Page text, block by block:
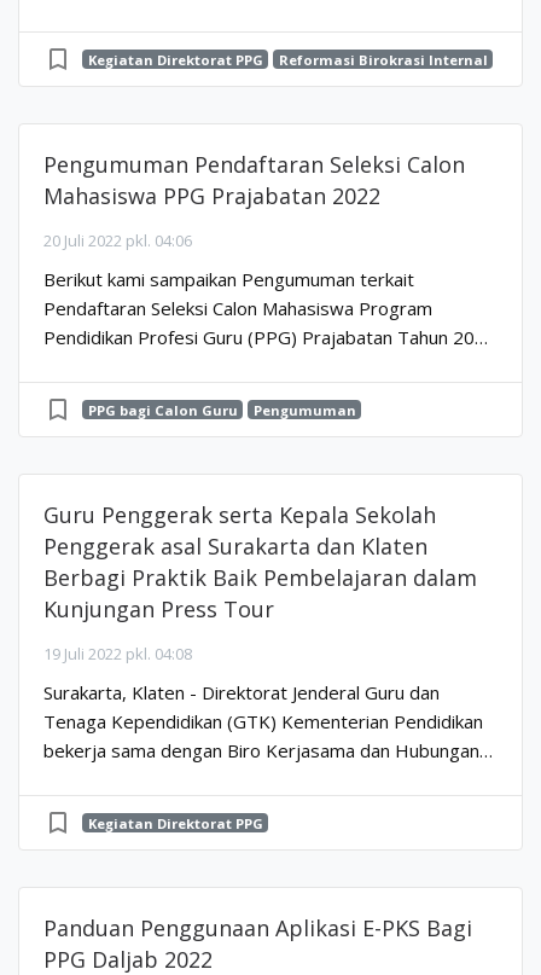
rangka meningk...
bookmark_border Kegiatan Direktorat PPG Reformasi Birokrasi Internal
Pengumuman Pendaftaran Seleksi Calon
Mahasiswa PPG Prajabatan 2022
20 Juli 2022 pkl. 04:06
Berikut kami sampaikan Pengumuman terkait
Pendaftaran Seleksi Calon Mahasiswa Program
Pendidikan Profesi Guru (PPG) Prajabatan Tahun 2022
bookmark_border PPG bagi Calon Guru Pengumuman
Guru Penggerak serta Kepala Sekolah
Penggerak asal Surakarta dan Klaten
Berbagi Praktik Baik Pembelajaran dalam
Kunjungan Press Tour
19 Juli 2022 pkl. 04:08
Surakarta, Klaten - Direktorat Jenderal Guru dan
Tenaga Kependidikan (GTK) Kementerian Pendidikan
bekerja sama dengan Biro Kerjasama dan Hubungan
dan Te...
bookmark_border Kegiatan Direktorat PPG
Panduan Penggunaan Aplikasi E-PKS Bagi
PPG Daljab 2022